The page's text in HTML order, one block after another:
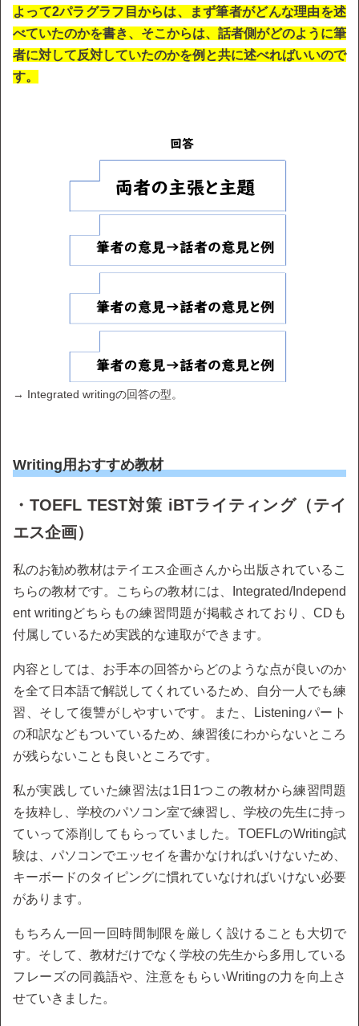
よって2パラグラフ目からは、まず筆者がどんな理由を述
べていたのかを書き、そこからは、話者側がどのように筆
者に対して反対していたのかを例と共に述べればいいので
す。
→ Integrated writingの回答の型。
Writing用おすすめ教材
・TOEFL TEST対策 iBTライティング（テイ
エス企画）
私のお勧め教材はテイエス企画さんから出版されているこ
ちらの教材です。こちらの教材には、Integrated/Independ
ent writingどちらもの練習問題が掲載されており、CDも
付属しているため実践的な連取ができます。
内容としては、お手本の回答からどのような点が良いのか
を全て日本語で解説してくれているため、自分一人でも練
習、そして復讐がしやすいです。また、Listeningパート
の和訳などもついているため、練習後にわからないところ
が残らないことも良いところです。
私が実践していた練習法は1日1つこの教材から練習問題
を抜粋し、学校のパソコン室で練習し、学校の先生に持っ
ていって添削してもらっていました。TOEFLのWriting試
験は、パソコンでエッセイを書かなければいけないため、
キーボードのタイピングに慣れていなければいけない必要
があります。
もちろん一回一回時間制限を厳しく設けることも大切で
す。そして、教材だけでなく学校の先生から多用している
フレーズの同義語や、注意をもらいWritingの力を向上さ
せていきました。